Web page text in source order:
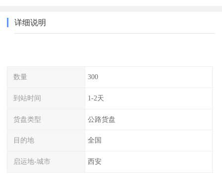
详细说明
数量 300
到站时间 1-2天
货盘类型 公路货盘
目的地 全国
启运地-城市 西安